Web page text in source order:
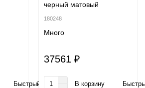
Быстрый заказ
черный матовый
180248
Много
37561 ₽
В корзину